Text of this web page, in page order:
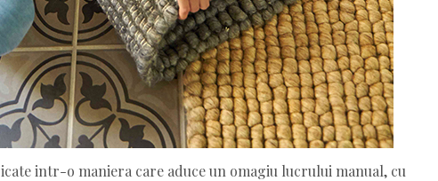
intr-o maniera care aduce un omagiu lucrului manual, cu